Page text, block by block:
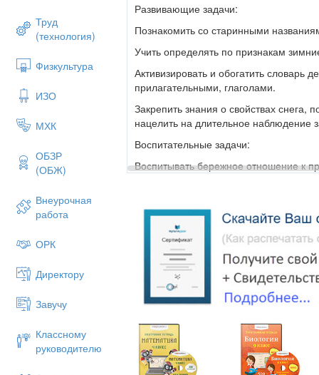
Труд
(технология)
Физкультура
ИЗО
МХК
ОБЗР
(ОБЖ)
Внеурочная
работа
ОРК
Директору
Завучу
Классному
руководителю
Развивающие задачи:
Познакомить со старинными
Учить определять по признакам
Активизировать и обогатить словарь
прилагательными, глаголами.
Закрепить знания о свойствах снега,
нацелить на длительное
Воспитательные задачи:
Воспитывать бережное отношение к
Предварительная работа:
картин; беседа с детьми о времени
художественной литературы о зиме.
Интеграция образовательных
литература».
Ход занятия
Воспитатель: «Ребята, сегодня мы с
путешествие в зимнее время года.
я предлагаю вам согреться. Давайте